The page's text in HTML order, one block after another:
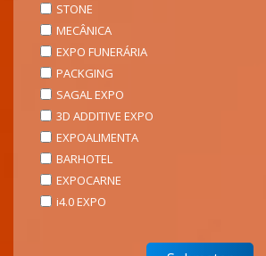
STONE
MECÂNICA
EXPO FUNERÁRIA
PACKGING
SAGAL EXPO
3D ADDITIVE EXPO
EXPOALIMENTA
BARHOTEL
EXPOCARNE
i4.0 EXPO